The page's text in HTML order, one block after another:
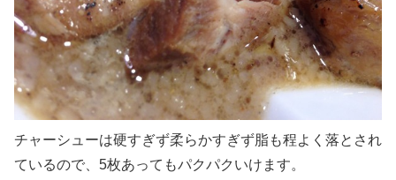
チャーシューは硬すぎず柔らかすぎず脂も程よく落とされ
ているので、5枚あってもパクパクいけます。